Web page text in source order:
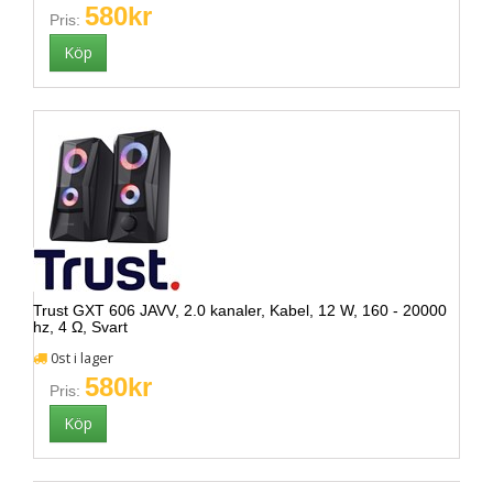
Pris: 580kr
Trust GXT 606 JAVV, 2.0 kanaler, Kabel, 12 W, 160 - 20000
hz, 4 Ω, Svart
0st i lager
Pris: 580kr